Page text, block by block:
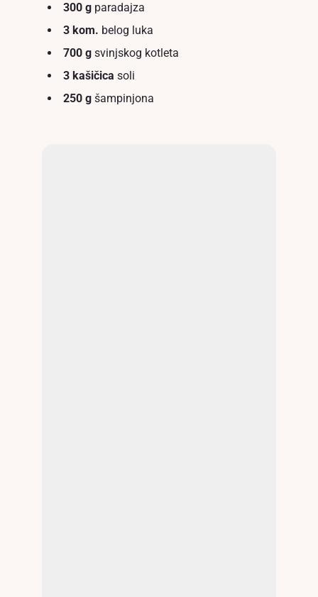
300 g paradajza
3 kom. belоg luka
700 g svinjskog kotleta
3 kašičica soli
250 g šampinjona